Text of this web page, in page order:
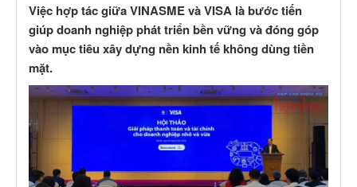
Việc hợp tác giữa VINASME và VISA là bước tiến
giúp doanh nghiệp phát triển bền vững và đóng góp
vào mục tiêu xây dựng nền kinh tế không dùng tiền
mặt.